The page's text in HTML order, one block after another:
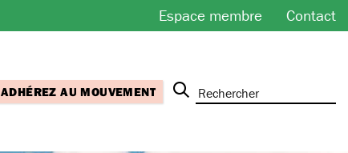
Espace membre Contact
ADHÉREZ AU MOUVEMENT